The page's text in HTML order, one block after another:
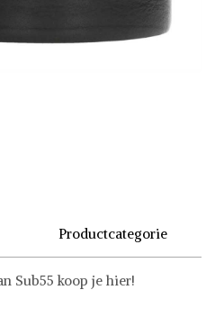
Productcategorie
Sub55 koop je hier!